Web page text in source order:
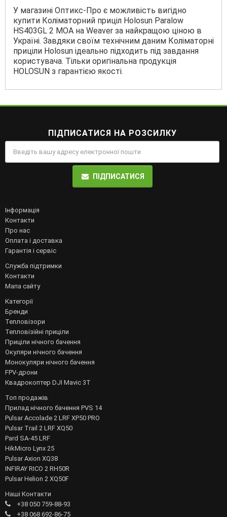
У магазині Оптикс-Про є можливість вигідно
купити Коліматорний приціл Holosun Paralow
HS403GL 2 MOA на Weaver за найкращою ціною в
Україні. Завдяки своїм технічним даним Коліматорні
приціли Holosun ідеально підходить під завдання
користувача. Тільки оригінальна продукція
HOLOSUN з гарантією якості.
ПІДПИСАТИСЯ НА РОЗСИЛКУ
ПІДПИСАТИСЯ
Інформація
Контакти
Про нас
Оплата і доставка
Гарантія і сервіс
Служба підтримки
Контакти
Мапа сайту
Категорії
Бренди
Тепловізори
Тепловізійні приціли
Приціли нічного бачення
Окуляри нічного бачення
Монокуляри нічного бачення
FPV-дрони
Квадрокоптер DJI Mavic 3T
Топ продажів
Прилад нічного бачення PVS 14
Pulsar Accolade 2 LRF XP50 PRO
Pulsar Trail 2 LRF XQ50
Pard SA-45 LRF
HikMicro Lynx 25
Pulsar Axion XQ38
INFIRAY RICO 2 RH50R
Pulsar Helion 2 XQ50F
Наші Контакти
+38 050 759-88-93
+38 068 692-86-75